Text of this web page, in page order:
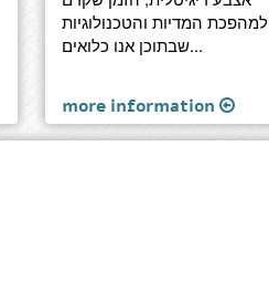
למהפכת המדיות והטכנולוגיות
שבתוכן אנו כלואים...
more information